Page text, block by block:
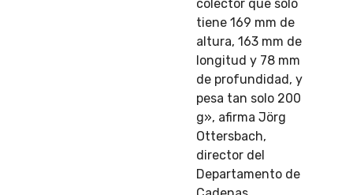
colector que solo
tiene 169 mm de
altura, 163 mm de
longitud y 78 mm
de profundidad, y
pesa tan solo 200
g», afirma Jörg
Ottersbach,
director del
Departamento de